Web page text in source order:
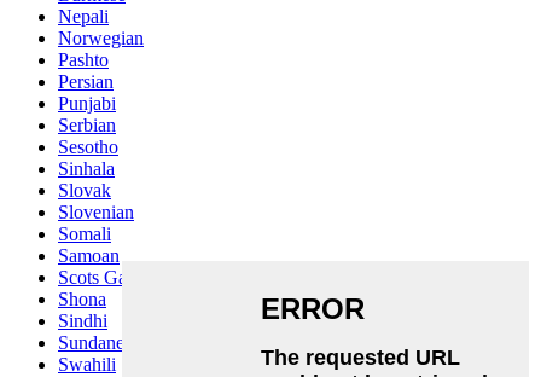
Nepali
Norwegian
Pashto
Persian
Punjabi
Serbian
Sesotho
Sinhala
Slovak
Slovenian
Somali
Samoan
Scots Gaelic
Shona
Sindhi
Sundanese
Swahili